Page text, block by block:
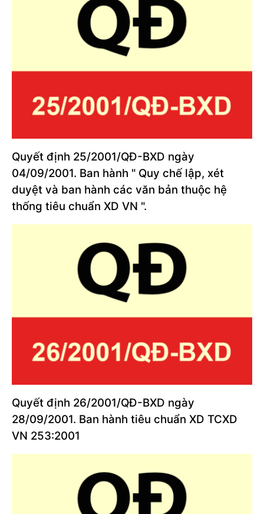
Quyết định 25/2001/QĐ-BXD ngày
04/09/2001. Ban hành " Quy chế lập, xét
duyệt và ban hành các văn bản thuộc hệ
thống tiêu chuẩn XD VN ".
Quyết định 26/2001/QĐ-BXD ngày
28/09/2001. Ban hành tiêu chuẩn XD TCXD
VN 253:2001